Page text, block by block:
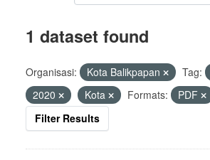
1 dataset found
Organisasi: Kota Balikpapan Tag:
2020
Kota Formats:
PDF
Filter Results